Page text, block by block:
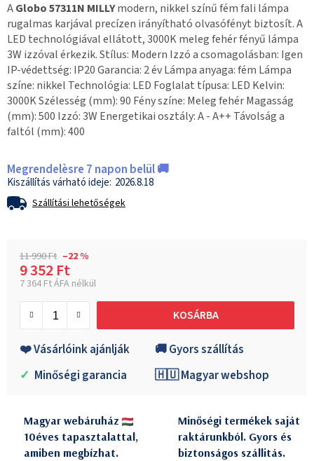
AGlobo 57311N MILLYmodern, nikkel színű fém fali lámpa
rugalmas karjával precízen irányítható olvasófényt biztosít. A
LED technológiával ellátott, 3000K meleg fehér fényű lámpa
3W izzóval érkezik. Stílus: Modern Izzó a csomagolásban: Igen
IP-védettség: IP20 Garancia: 2 év Lámpa anyaga: fém Lámpa
színe: nikkel Technológia: LED Foglalat típusa: LED Kelvin:
3000K Szélesség (mm): 90 Fény színe: Meleg fehér Magasság
(mm): 500 Izzó: 3W Energetikai osztály: A - A++ Távolság a
faltól (mm): 400
Megrendelèsre 7 napon belül 🚚
2026.8.18
Szállítási lehetőségek
11 990 Ft –22 %
9 352 Ft
7 364 Ft ÁFA nélkül
KOSÁRBA
❤️ Vásárlóink ajánlják
🚚 Gyors szállítás
✓ Minőségi garancia 🇭🇺 Magyar webshop
Magyar webáruház
10éves tapasztalattal,
amiben megbízhat.
Minőségi termékek saját
raktárunkból. Gyors és
biztonságos szállitás.